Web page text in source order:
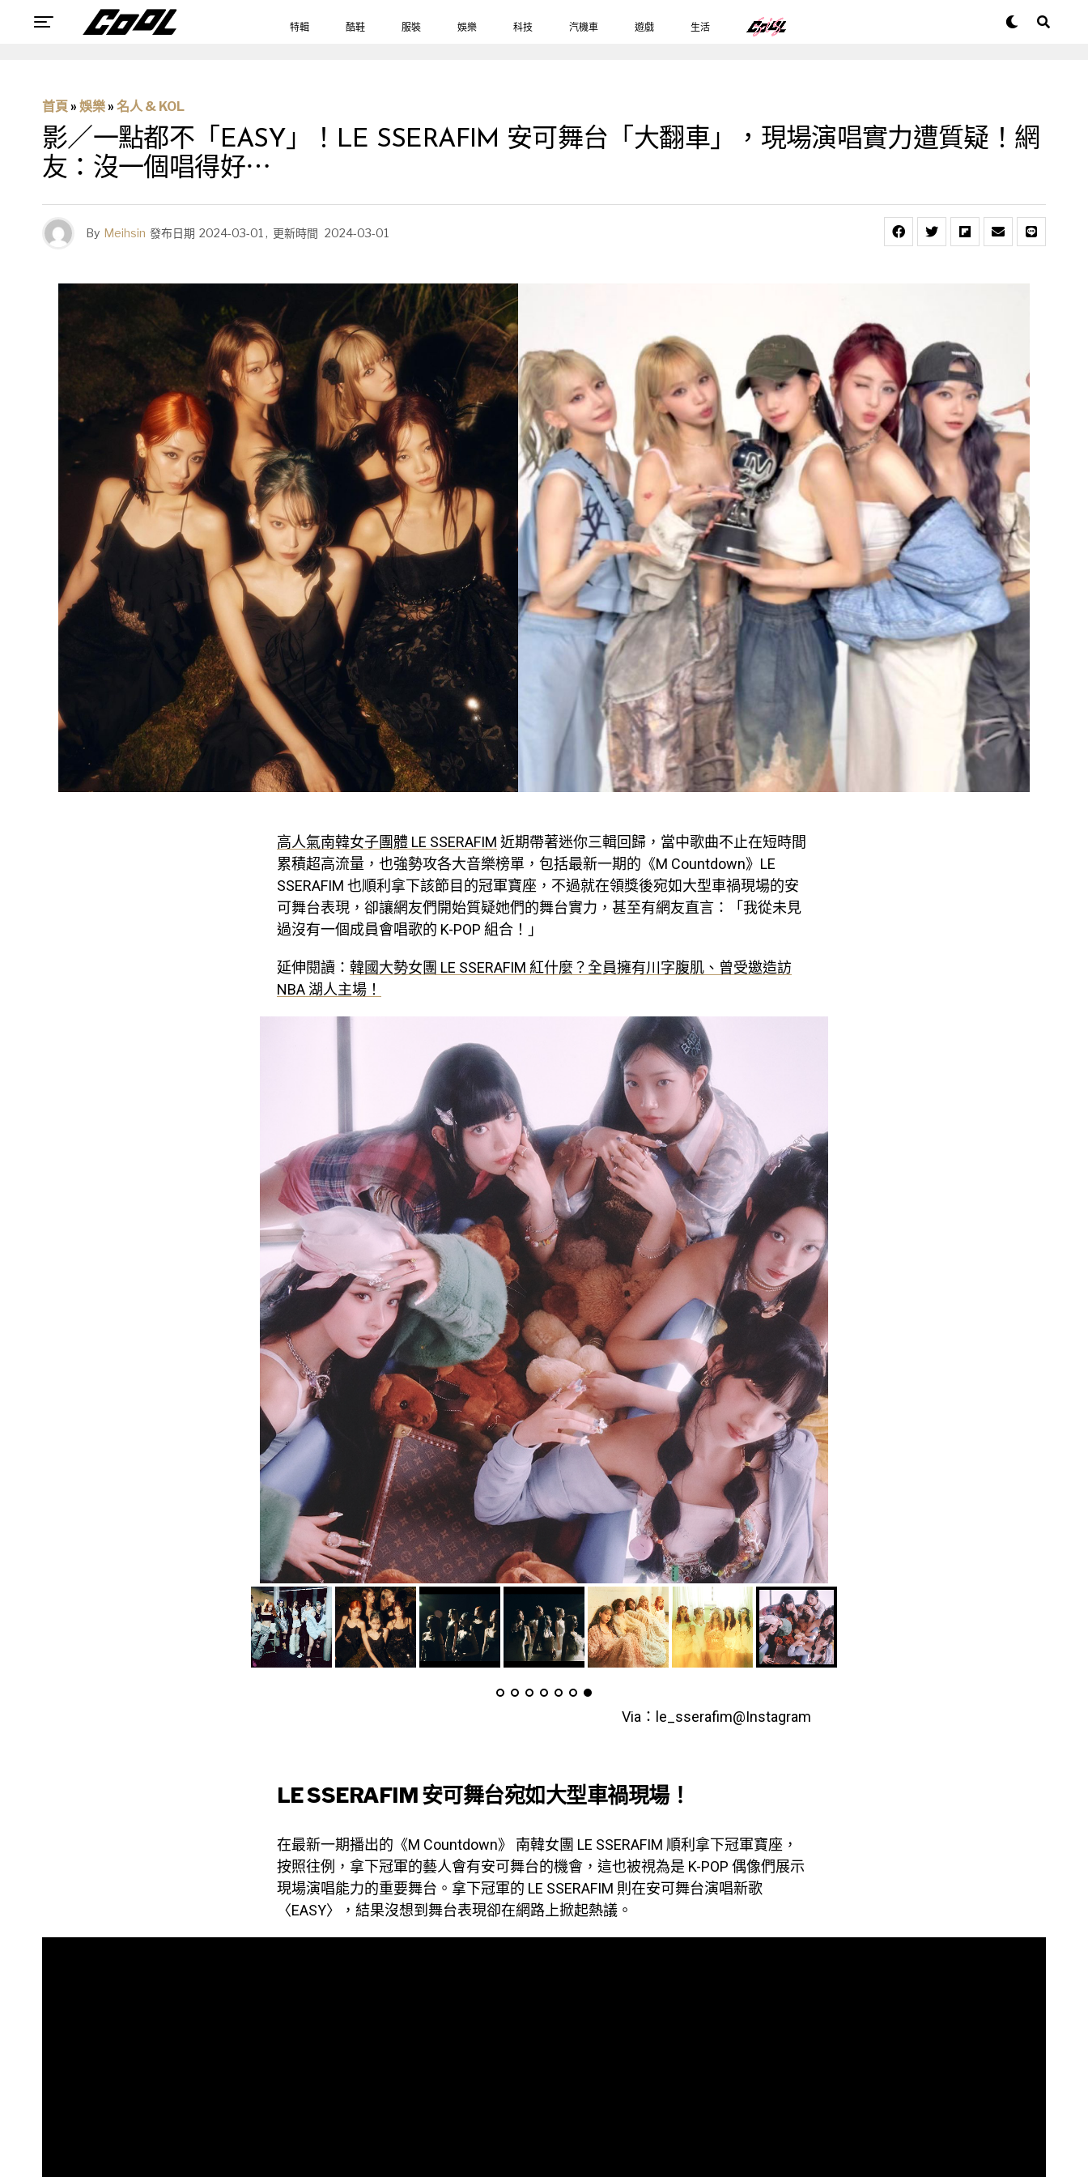
特輯 酷鞋 服裝 娛樂 科技 汽機車 遊戲 生活
首頁 » 娛樂 » 名人 & KOL
影／一點都不「EASY」！LE SSERAFIM 安可舞台「大翻車」，現場演唱實力遭質疑！網
友：沒一個唱得好⋯
By Meihsin 發布日期 2024-03-01 , 更新時間 2024-03-01
高人氣南韓女子團體 LE SSERAFIM 近期帶著迷你三輯回歸，當中歌曲不止在短時間
累積超高流量，也強勢攻各大音樂榜單，包括最新一期的《M Countdown》LE
SSERAFIM 也順利拿下該節目的冠軍寶座，不過就在領獎後宛如大型車禍現場的安
可舞台表現，卻讓網友們開始質疑她們的舞台實力，甚至有網友直言：「我從未見
過沒有一個成員會唱歌的 K-POP 組合！」
延伸閱讀： 韓國大勢女團 LE SSERAFIM 紅什麼？全員擁有川字腹肌、曾受邀造訪
NBA 湖人主場！
Via：le_sserafim@Instagram
LE SSERAFIM 安可舞台宛如大型車禍現場！
在最新一期播出的《M Countdown》 南韓女團 LE SSERAFIM 順利拿下冠軍寶座，
按照往例，拿下冠軍的藝人會有安可舞台的機會，這也被視為是 K-POP 偶像們展示
現場演唱能力的重要舞台。拿下冠軍的 LE SSERAFIM 則在安可舞台演唱新歌
〈EASY〉，結果沒想到舞台表現卻在網路上掀起熱議。